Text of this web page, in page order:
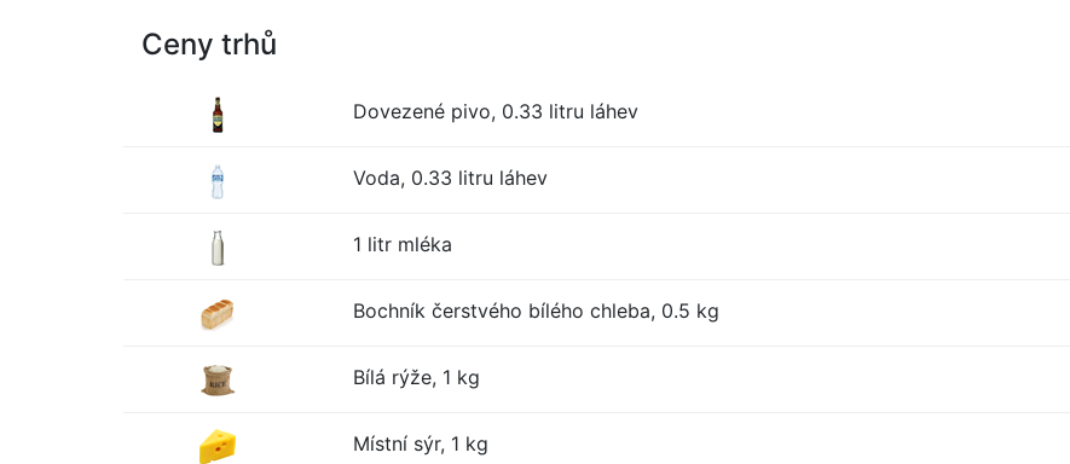
Ceny trhů
Dovezené pivo, 0.33 litru láhev
Voda, 0.33 litru láhev
1 litr mléka
Bochník čerstvého bílého chleba, 0.5 kg
Bílá rýže, 1 kg
Místní sýr, 1 kg